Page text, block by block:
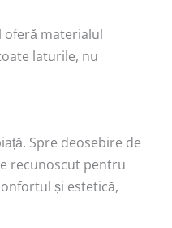
oferă materialul
laturile, nu
Spre deosebire de
recunoscut pentru
și estetică,